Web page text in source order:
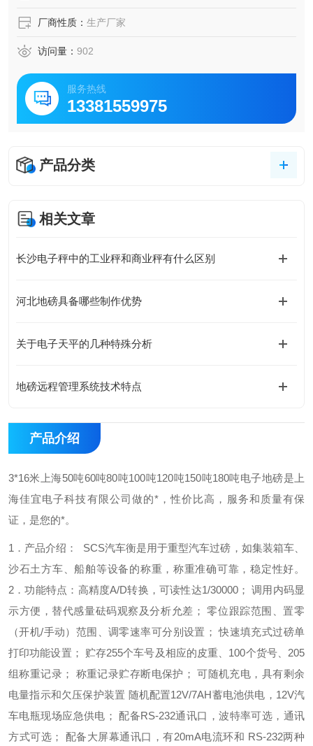
厂商性质： 生产厂家
访问量： 902
服务热线
13381559975
产品分类
相关文章
长沙电子秤中的工业秤和商业秤有什么区别
河北地磅具备哪些制作优势
关于电子天平的几种特殊分析
地磅远程管理系统技术特点
产品介绍
3*16米上海50吨60吨80吨100吨120吨150吨180吨电子地磅是上
海佳宜电子科技有限公司做的*，性价比高，服务和质量有保
证，是您的*。
1．产品介绍：
SCS汽车衡是用于重型汽车过磅，如集装箱车、
沙石土方车、船舶等设备的称重，称重准确可靠，稳定性好。
2．功能特点： 高精度A/D转换，可读性达1/30000；调用内码显
示方便，替代感量砝码观察及分析允差；零位跟踪范围、置零
（开机/手动）范围、调零速率可分别设置；快速填充式过磅单
打印功能设置； 贮存255个车号及相应的皮重、100个货号、205
组称重记录； 称重记录贮存断电保护；可随机充电，具有剩余
电量指示和欠压保护装置 随机配置12V/7AH蓄电池供电，12V汽
车电瓶现场应急供电；配备RS-232通讯口，波特率可选，通讯
方式可选； 配备大屏幕通讯口，有20mA电流环和 RS-232两种